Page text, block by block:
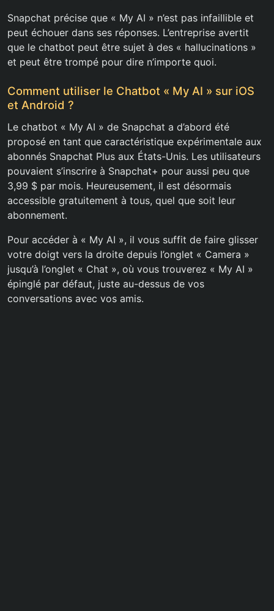
Snapchat précise que « My AI » n’est pas infaillible et
peut échouer dans ses réponses. L’entreprise avertit
que le chatbot peut être sujet à des « hallucinations »
et peut être trompé pour dire n’importe quoi.
Comment utiliser le Chatbot « My AI » sur iOS
et Android ?
Le chatbot « My AI » de Snapchat a d’abord été
proposé en tant que caractéristique expérimentale aux
abonnés Snapchat Plus aux États-Unis. Les utilisateurs
pouvaient s’inscrire à Snapchat+ pour aussi peu que
3,99 $ par mois. Heureusement, il est désormais
accessible gratuitement à tous, quel que soit leur
abonnement.
Pour accéder à « My AI », il vous suffit de faire glisser
votre doigt vers la droite depuis l’onglet « Camera »
jusqu’à l’onglet « Chat », où vous trouverez « My AI »
épinglé par défaut, juste au-dessus de vos
conversations avec vos amis.